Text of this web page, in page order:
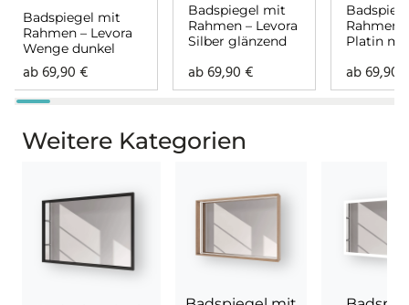
Badspiegel mit
Rahmen – Levora
Wenge dunkel
ab69,90€
Badspiegel mit
Rahmen – Levora
Silber glänzend
ab69,90€
Rahmen
Platin
ab69,90
Weitere Kategorien